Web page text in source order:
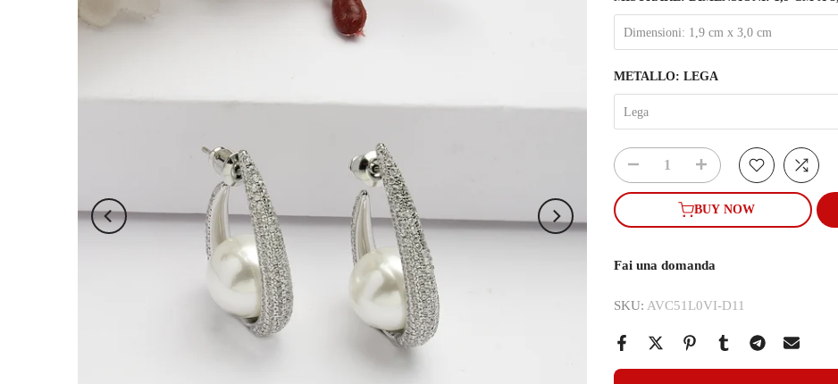
Dimensioni: 1,9 cm x 3,0 cm
METALLO: LEGA
Lega
BUY NOW
Fai una domanda
SKU: AVC51L0VI-D11